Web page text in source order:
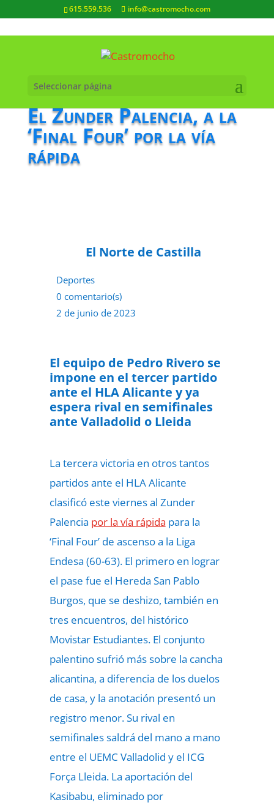
615.559.536 info@castromocho.com
Seleccionar página
El Zunder Palencia, a la
‘Final Four’ por la vía
rápida
El Norte de Castilla
Deportes
0 comentario(s)
2 de junio de 2023
El equipo de Pedro Rivero se
impone en el tercer partido
ante el HLA Alicante y ya
espera rival en semifinales
ante Valladolid o Lleida
La tercera victoria en otros tantos
partidos ante el HLA Alicante
clasificó este viernes al Zunder
Palencia por la vía rápida para la
‘Final Four’ de ascenso a la Liga
Endesa (60-63). El primero en lograr
el pase fue el Hereda San Pablo
Burgos, que se deshizo, también en
tres encuentros, del histórico
Movistar Estudiantes. El conjunto
palentino sufrió más sobre la cancha
alicantina, a diferencia de los duelos
de casa, y la anotación presentó un
registro menor. Su rival en
semifinales saldrá del mano a mano
entre el UEMC Valladolid y el ICG
Força Lleida. La aportación del
Kasibabu, eliminado por